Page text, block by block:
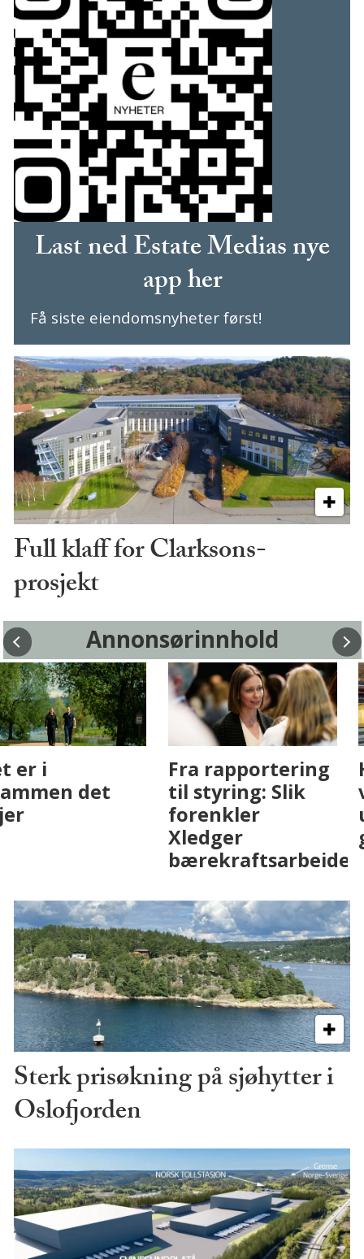
Last ned Estate Medias nye
app her
Få siste eiendomsnyheter først!
Full klaff for Clarksons-
prosjekt
Annonsørinnhold
Fenistra endrer
eiendomsbransjen
med AI. Slik ser vi
Det er i
Drammen det
skjer
Sterk prisøkning på sjøhytter i
Oslofjorden